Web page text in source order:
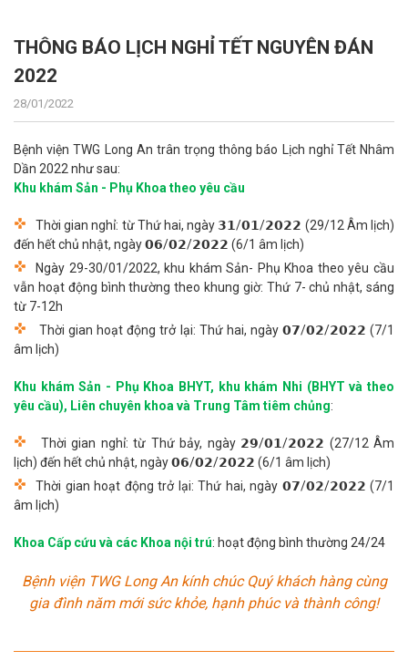
THÔNG BÁO LỊCH NGHỈ TẾT NGUYÊN ĐÁN
2022
28/01/2022
Bệnh viện TWG Long An trân trọng thông báo Lịch nghỉ Tết Nhâm
Dần 2022 như sau:
Khu khám Sản - Phụ Khoa theo yêu cầu
Thời gian nghỉ: từ Thứ hai, ngày 𝟯𝟭/𝟬𝟭/𝟮𝟬𝟮𝟮 (29/12 Âm lịch)
đến hết chủ nhật, ngày 𝟬𝟲/𝟬𝟮/𝟮𝟬𝟮𝟮 (6/1 âm lịch)
Ngày 29-30/01/2022, khu khám Sản- Phụ Khoa theo yêu cầu
vẫn hoạt động bình thường theo khung giờ: Thứ 7- chủ nhật, sáng
từ 7-12h
Thời gian hoạt động trở lại: Thứ hai, ngày 𝟬𝟳/𝟬𝟮/𝟮𝟬𝟮𝟮 (7/1
âm lịch)
Khu khám Sản - Phụ Khoa BHYT, khu khám Nhi (BHYT và theo
yêu cầu), Liên chuyên khoa và Trung Tâm tiêm chủng:
Thời gian nghỉ: từ Thứ bảy, ngày 𝟮𝟵/𝟬𝟭/𝟮𝟬𝟮𝟮 (27/12 Âm
lịch) đến hết chủ nhật, ngày 𝟬𝟲/𝟬𝟮/𝟮𝟬𝟮𝟮 (6/1 âm lịch)
Thời gian hoạt động trở lại: Thứ hai, ngày 𝟬𝟳/𝟬𝟮/𝟮𝟬𝟮𝟮 (7/1
âm lịch)
Khoa Cấp cứu và các Khoa nội trú: hoạt động bình thường 24/24
Bệnh viện TWG Long An kính chúc Quý khách hàng cùng
gia đình năm mới sức khỏe, hạnh phúc và thành công!